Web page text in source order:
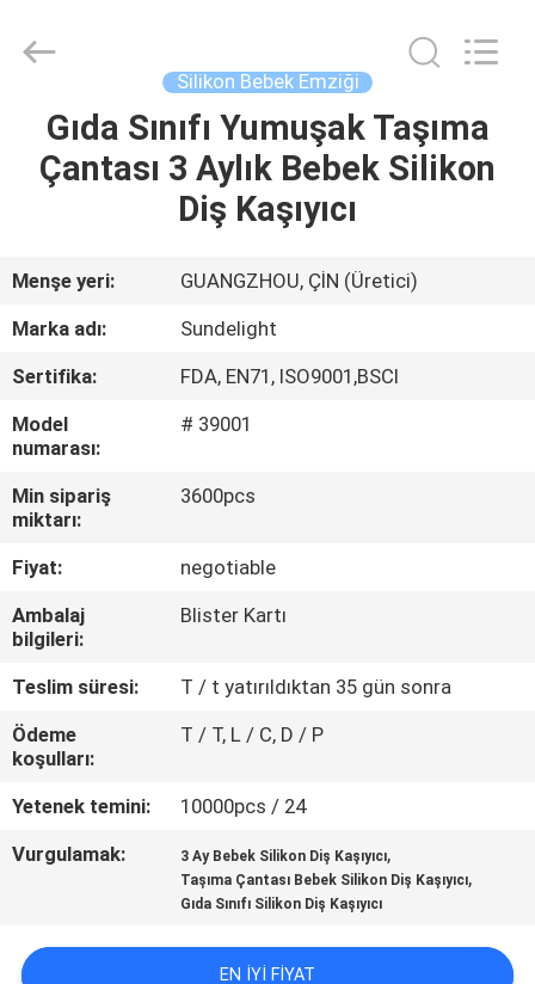
ANA
SAYFA
VİDEOLAR
HAKKIMIZDA
TURU
KALITE
KONTROL
BIZE
ULAŞIN
HABERLER
SERVIS
Ltd..
Silikon Bebek Emziği
Gıda Sınıfı Yumuşak Taşıma
Çantası 3 Aylık Bebek Silikon
Diş Kaşıyıcı
Menşe yeri:
GUANGZHOU, ÇİN (Üretici)
Marka adı:
Sundelight
Sertifika:
FDA, EN71, ISO9001,BSCI
Model
numarası:
# 39001
Min sipariş
miktarı:
3600pcs
Fiyat:
negotiable
Ambalaj
bilgileri:
Blister Kartı
Teslim süresi:
T / t yatırıldıktan 35 gün sonra
Ödeme
koşulları:
T / T, L / C, D / P
Yetenek temini:
10000pcs / 24
Vurgulamak:
3 Ay Bebek Silikon Diş Kaşıyıcı,
Taşıma Çantası Bebek Silikon Diş Kaşıyıcı,
Gıda Sınıfı Silikon Diş Kaşıyıcı
EN IYI FIYAT